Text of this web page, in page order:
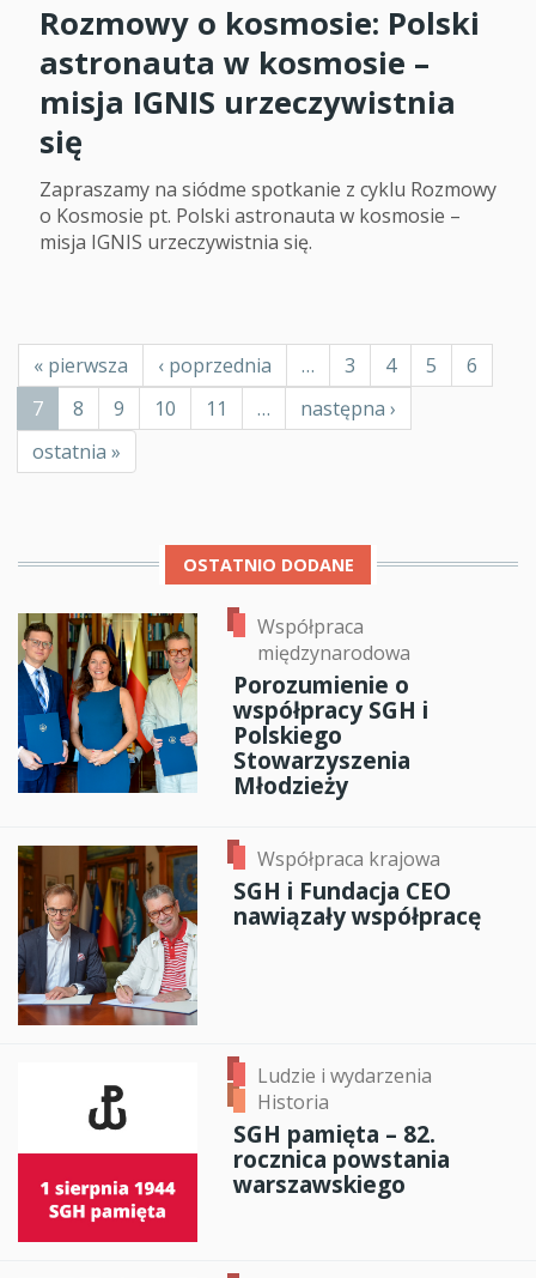
Rozmowy o kosmosie: Polski
astronauta w kosmosie –
misja IGNIS urzeczywistnia
się
Zapraszamy na siódme spotkanie z cyklu Rozmowy
o Kosmosie pt. Polski astronauta w kosmosie –
misja IGNIS urzeczywistnia się.
Stronicowanie
Pierwsza
strona
« pierwsza
Poprzednia
strona
‹ poprzednia … Page
3 Page
4 Page
5 Page
6
Bieżąca
strona
7 Page
8 Page
9 Page
10 Page
11 …
Następna
strona
następna ›
Ostatnia
strona
ostatnia »
OSTATNIO DODANE
Współpraca
międzynarodowa
Porozumienie o
współpracy SGH i
Polskiego
Stowarzyszenia
Młodzieży
Współpraca krajowa
SGH i Fundacja CEO
nawiązały współpracę
Ludzie i wydarzenia
Historia
SGH pamięta – 82.
rocznica powstania
warszawskiego